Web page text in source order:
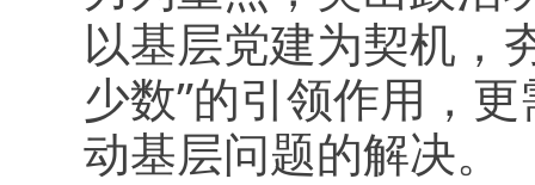
以基层党建为契机，
少数”的引领作用，
动基层问题的解决。